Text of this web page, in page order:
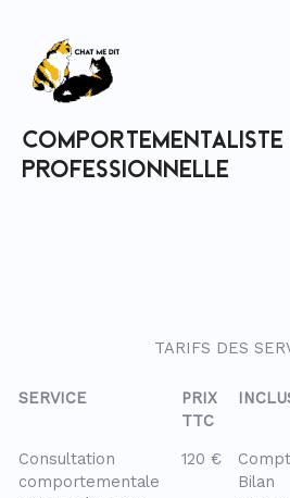
contenu
professionnelle
TARIFS DES
SERVICE
PRIX
TTC
Consultation
comportementale
120 €
Bilan